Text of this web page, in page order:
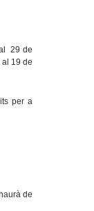
29 de
19 de
per a
de